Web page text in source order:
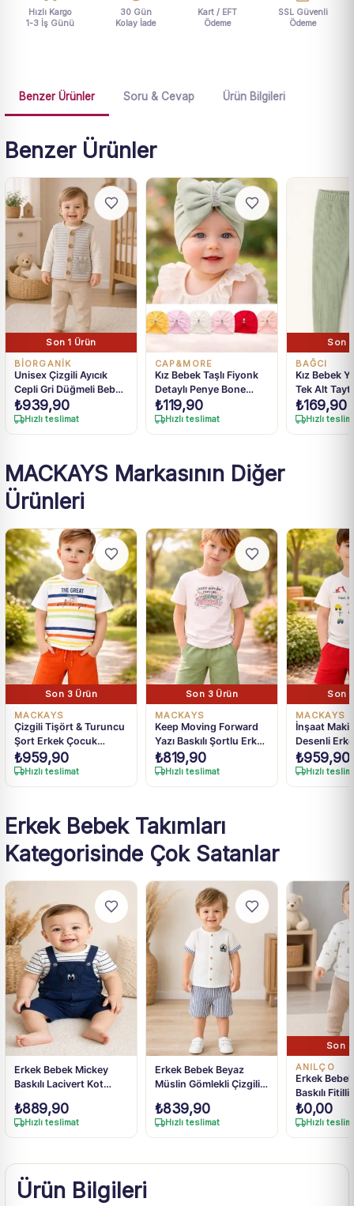
Hızlı Kargo
1-3 İş Günü
30 Gün
Kolay İade
Kart / EFT
Ödeme
SSL Güvenli
Ödeme
Benzer Ürünler Soru & Cevap Ürün Bilgileri
Benzer Ürünler
Son 1 Ürün
BIORGANIK
Unisex Çizgili Ayıcık
Cepli Gri Düğmeli Bebek
Yelek 6-36 Ay
₺939,90
Hızlı teslimat
CAP&MORE
Kız Bebek Taşlı Fiyonk
Detaylı Penye Bone
Standart
₺119,90
Hızlı teslimat
Son
BAĞCI
Kız Bebek
Tek Alt
₺169,90
Hızlı
MACKAYS Markasının Diğer
Ürünleri
Son 3 Ürün
MACKAYS
Çizgili Tişört & Turuncu
Şort Erkek Çocuk
Takımı
₺959,90
Hızlı teslimat
Son 3 Ürün
MACKAYS
Keep Moving Forward
Yazı Baskılı Şortlu Erkek
Çocuk Takım
₺819,90
Hızlı teslimat
Son
MACKAYS
İnşaat
Desenli
Takım
₺959,90
Hızlı
Erkek Bebek Takımları
Kategorisinde Çok Satanlar
Erkek Bebek Mickey
Baskılı Lacivert Kot
Takım 3-18 Ay
₺889,90
Hızlı teslimat
Erkek Bebek Beyaz
Müslin Gömlekli Çizgili
₺839,90
Hızlı teslimat
Son
ANILÇO
Erkek
Baskılı Fitilli
₺0,00
Hızlı
Ürün Bilgileri